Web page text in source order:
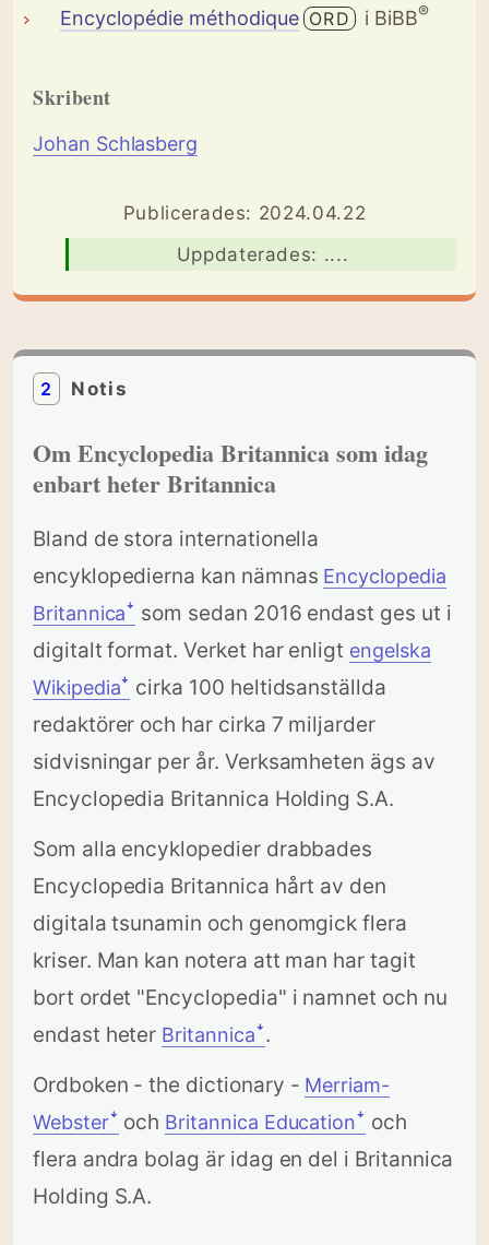
Encyclopédie méthodique ORD i BiBB®
Skribent
Johan Schlasberg
Publicerades: 2024.04.22
Uppdaterades: ....
2 Notis
Om Encyclopedia Britannica som idag
enbart heter Britannica
Bland de stora internationella
encyklopedierna kan nämnas Encyclopedia
Britannicaꜜ som sedan 2016 endast ges ut i
digitalt format. Verket har enligt engelska
Wikipediaꜜ cirka 100 heltidsanställda
redaktörer och har cirka 7 miljarder
sidvisningar per år. Verksamheten ägs av
Encyclopedia Britannica Holding S.A.
Som alla encyklopedier drabbades
Encyclopedia Britannica hårt av den
digitala tsunamin och genomgick flera
kriser. Man kan notera att man har tagit
bort ordet "Encyclopedia" i namnet och nu
endast heter Britannicaꜜ.
Ordboken - the dictionary - Merriam-
Websterꜜ och Britannica Educationꜜ och
flera andra bolag är idag en del i Britannica
Holding S.A.